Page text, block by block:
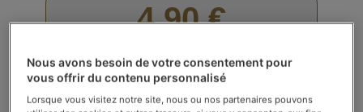
4,90 €
Rating:
% of
Voir les avis (
En stock
Nous avons besoin de votre consentement pour
vous offrir du contenu personnalisé
Lorsque vous visitez notre site, nous ou nos partenaires pouvons